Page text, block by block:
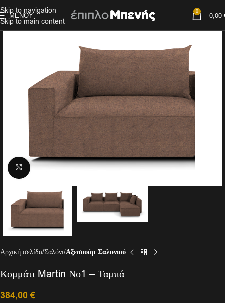
Skip to navigation
Skip to main content
ΜΕΝΟΎ 0 0,00
Click to enlarge
Αρχική σελίδα Σαλόνι Αξεσουάρ Σαλονιού
Κομμάτι Martin Νο1 – Ταμπά
384,00€